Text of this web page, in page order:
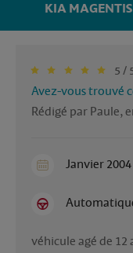
KIA
5 /
Avez-vous trouvé
Rédigé par Paule,
Janvier 2004
véhicule agé de 12